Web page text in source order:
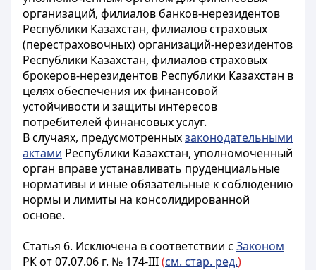
организаций, филиалов банков-нерезидентов
Республики Казахстан, филиалов страховых
(перестраховочных) организаций-нерезидентов
Республики Казахстан, филиалов страховых
брокеров-нерезидентов Республики Казахстан в
целях обеспечения их финансовой
устойчивости и защиты интересов
потребителей финансовых услуг.
В случаях, предусмотренныхзаконодательными
актами Республики Казахстан, уполномоченный
орган вправе устанавливать пруденциальные
нормативы и иные обязательные к соблюдению
нормы и лимиты на консолидированной
основе.
Статья 6. Исключена в соответствии с Законом
РК от 07.07.06 г. № 174-III(см. стар. ред.)